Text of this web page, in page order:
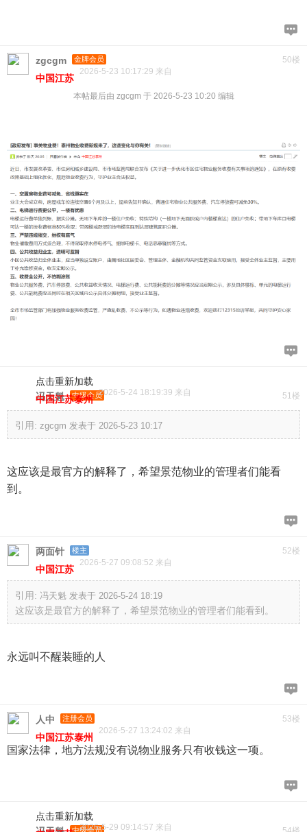
50楼
zgcgm 金牌会员
2026-5-23 10:17:29 来自
中国江苏
本帖最后由 zgcgm 于 2026-5-23 10:20 编辑
点击重新加载
51楼
冯天魁 中级会员2026-5-24 18:19:39 来自
中国江苏泰州
引用: zgcgm 发表于 2026-5-23 10:17
这应该是最官方的解释了，希望景范物业的管理者们能看
到。
52楼
两面针 楼主
2026-5-27 09:08:52 来自
中国江苏
引用: 冯天魁 发表于 2026-5-24 18:19
这应该是最官方的解释了，希望景范物业的管理者们能看到。
永远叫不醒装睡的人
53楼
人中 注册会员
2026-5-27 13:24:02 来自
中国江苏泰州
国家法律，地方法规没有说物业服务只有收钱这一项。
点击重新加载
中级会员
2026-5-29 09:14:57 来自